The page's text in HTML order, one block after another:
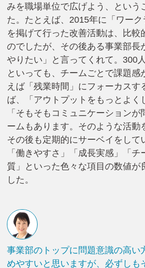
みを職場単位で広げよう、という
た。たとえば、2015年に「ワーク
を掲げて行った改善活動は、比較
のでしたが、その後ある事業部長
やりたい」と言ってくれて。300
といっても、チームごとで課題感
えば「残業時間」にフォーカスす
ば、「アウトプットをもっとよく
「そもそもコミュニケーション
ームもあります。そのような活動
その後も定期的にサーベイをして
「働きやすさ」「成長実感」「
質」といった色々な項目の数値が
した。
事業部のトップに問題意識の高い
めやすいと思いますが、必ずしも